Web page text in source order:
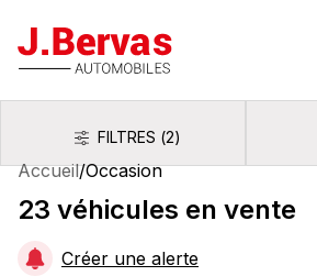
J.Bervas
FiltresFILTRES (2)
Accueil/Occasion
23 véhicules en vente
Créer une alerte